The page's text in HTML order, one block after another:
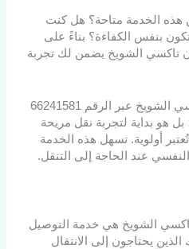
هذه الخدمة متاحة؟ هل كنت
بنفس الكفاءة؟ بناءً على
تاكسي الشويخ يضمن لك تجربة
ختامًا، يعتبر الاتصال بخدمة تاكسي الشويخ عبر الرقم 66241581
هو بداية لتجربة نقل مريحة
أولوية. تسهل هذه الخدمة
عند الحاجة إلى التنقل.
الشويخ هي خدمة التوصيل
يحتاجون إلى الانتقال